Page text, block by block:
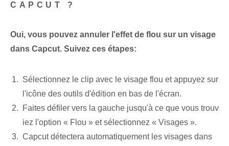
CAPCUT ?
Oui, vous pouvez annuler l'effet de flou sur un visage
dans Capcut. Suivez ces étapes:
Sélectionnez le clip avec le visage flou et appuyez sur
l'icône des outils d'édition en bas de l'écran.
Faites défiler vers la gauche jusqu'à ce que vous trouv
iez l'option « Flou » et sélectionnez « Visages ».
Capcut détectera automatiquement les visages dans